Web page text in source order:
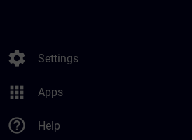
settings Settings
apps Apps
help_outline Help